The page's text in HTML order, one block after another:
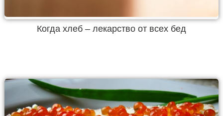
Когда хлеб – лекарство от всех бед